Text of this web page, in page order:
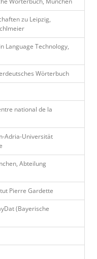
zu Leipzig,
Language Technology,
Wörterbuch
national de la
Adria-Universität
Abteilung
Pierre Gardette
(Bayerische